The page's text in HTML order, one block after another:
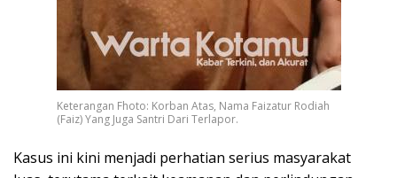
Keterangan Fhoto: Korban Atas, Nama Faizatur Rodiah
(Faiz) Yang Juga Santri Dari Terlapor.
Kasus ini kini menjadi perhatian serius masyarakat